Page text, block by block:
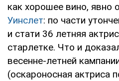
как хорошее вино, явно
Уинслет: по части
и стати 36 летняя
старлетке. Что и
весенне-летней
(оскароносная актриса